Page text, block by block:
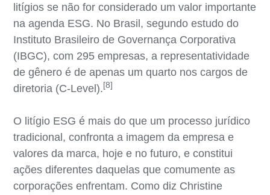
litígios se não for considerado um valor importante
na agenda ESG. No Brasil, segundo estudo do
Instituto Brasileiro de Governança Corporativa
(IBGC), com 295 empresas, a representatividade
de gênero é de apenas um quarto nos cargos de
diretoria (C-Level). [8]
O litígio ESG é mais do que um processo jurídico
tradicional, confronta a imagem da empresa e
valores da marca, hoje e no futuro, e constitui
ações diferentes daquelas que comumente as
corporações enfrentam. Como diz Christine